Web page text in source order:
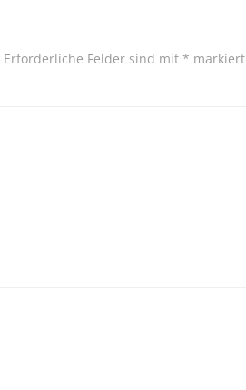
Erforderliche Felder sind mit * markiert